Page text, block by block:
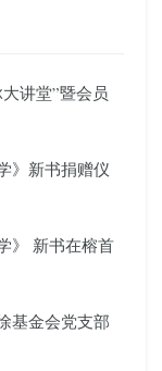
讲堂”暨会员
》新书捐赠仪
》 新书在榕首
基金会党支部